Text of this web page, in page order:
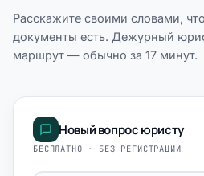
Расскажите своими словами,
документы есть. Дежурный
маршрут — обычно за 17 минут.
Новый вопрос юристу
БЕСПЛАТНО · БЕЗ РЕГИСТРАЦИИ